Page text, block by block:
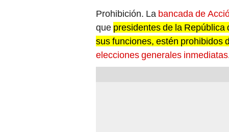
quepresidentes de la
sus funciones, estén prohibidos
elecciones generales inmediatas